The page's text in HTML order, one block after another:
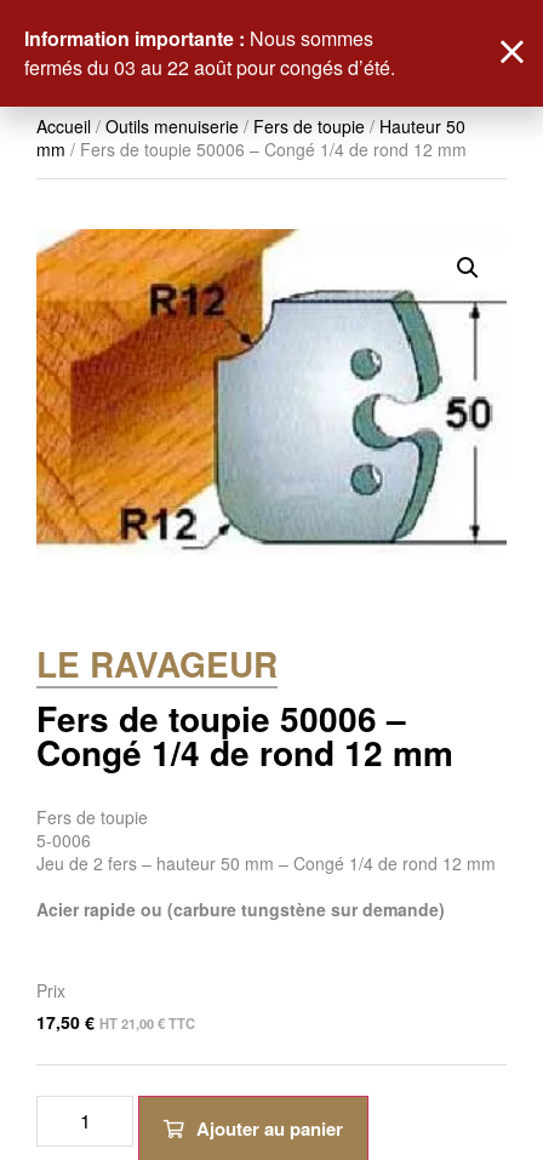
Accueil / Outils menuiserie / Fers de toupie / Hauteur 50
mm / Fers de toupie 50006 – Congé 1/4 de rond 12 mm
LE RAVAGEUR
Fers de toupie 50006 –
Congé 1/4 de rond 12 mm
Fers de toupie
5-0006
Jeu de 2 fers – hauteur 50 mm – Congé 1/4 de rond 12 mm
Acier rapide ou (carbure tungstène sur demande)
Prix
17,50 € HT21,00€TTC
Ajouter au panier
Information importante : Nous sommes
fermés du 03 au 22 août pour congés d’été.